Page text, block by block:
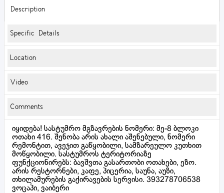
Description
Specific Details
Location
Video
Comments
იყიდება! სასტუმრო მგზავრების ნომერი: მე-8 ბლოკი
ოთახი 416. შენობა არის ახალი აშენებული, ნომერი
რემონტით, ავეჯით გაწყობილი, სამზარეულო კუთხით
მოწყობილი. სასტუმროს ტერიტორიაზე
ფუნქციონირებს: ბავშვთა გასართობი ოთახები, ეზო.
არის რესტორნები, კაფე, პიცერია, საუნა, აუზი,
თხილამურების გაქირავების სერვისი. 393278706538
ვოცაპი, ვაიბერი